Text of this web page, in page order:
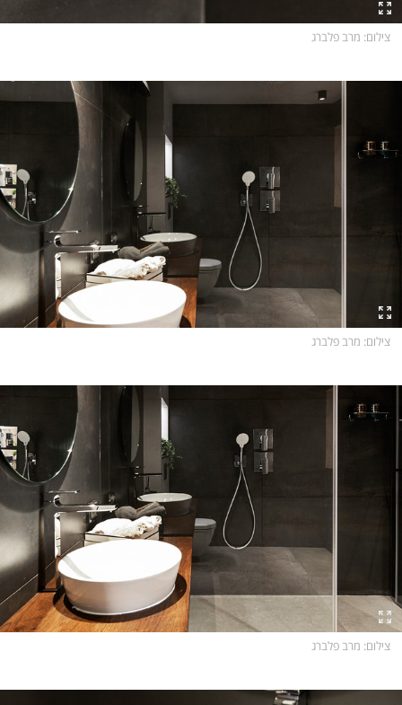
צילום : מרב פלברג
צילום : מרב פלברג
צילום : מרב פלברג